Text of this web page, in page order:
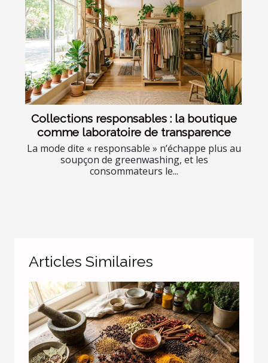
Collections responsables : la boutique
comme laboratoire de transparence
La mode dite « responsable » n’échappe plus au
soupçon de greenwashing, et les
consommateurs le...
Articles Similaires